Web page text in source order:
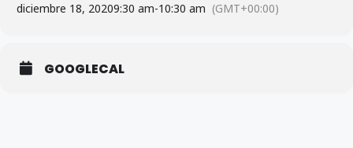
diciembre 18, 20209:30 am-10:30 am (GMT+00:00)
GOOGLECAL